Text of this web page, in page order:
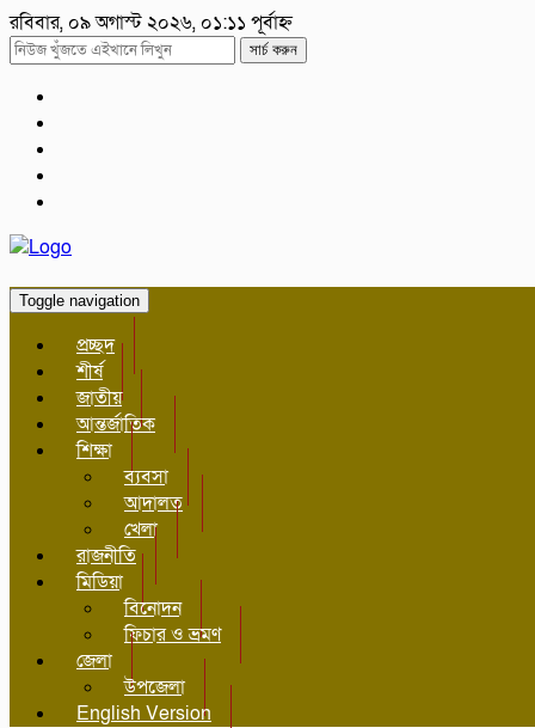
রবিবার, ০৯ অগাস্ট ২০২৬, ০১:১১ পূর্বাহ্ন
সার্চ করুন
Toggle navigation
প্রচ্ছদ
শীর্ষ
জাতীয়
আন্তর্জাতিক
শিক্ষা
ব্যবসা
আদালত
খেলা
রাজনীতি
মিডিয়া
বিনোদন
ফিচার ও ভ্রমণ
জেলা
উপজেলা
English Version